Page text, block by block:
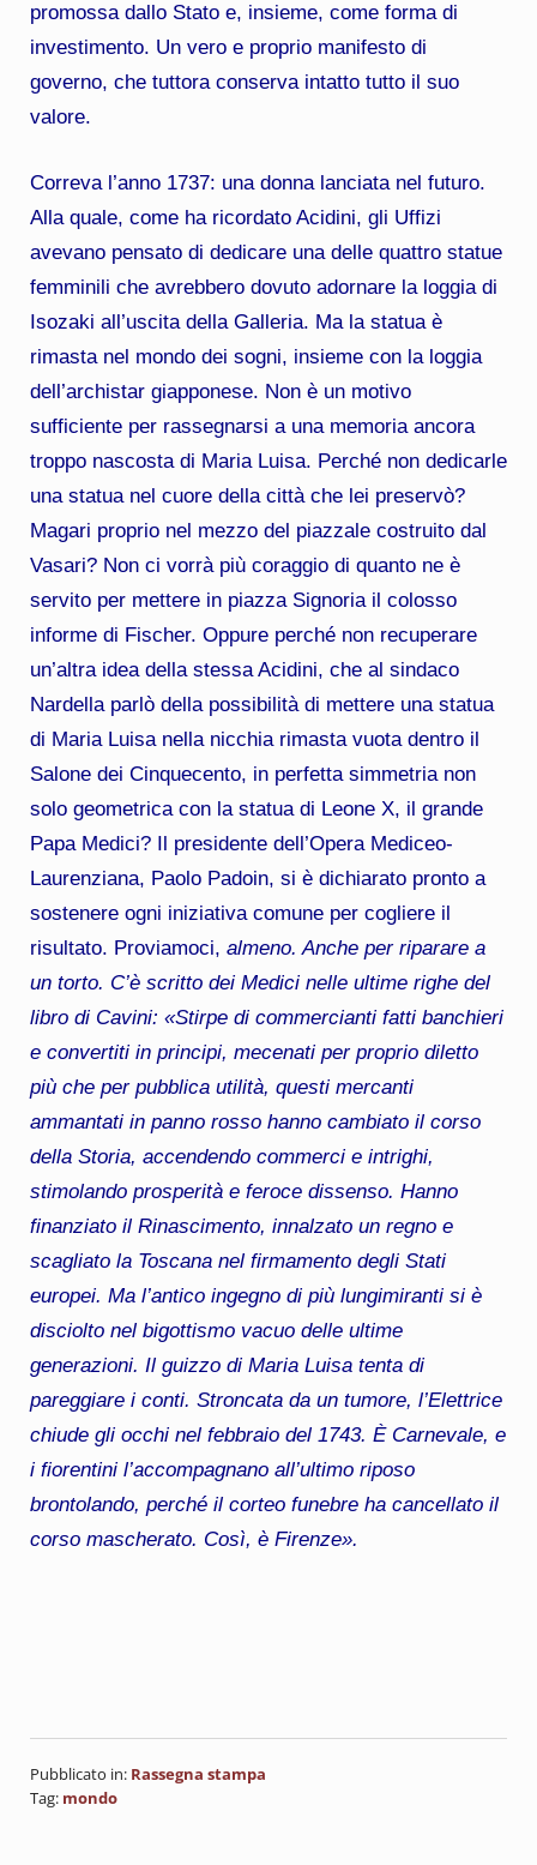
promossa dallo Stato e, insieme, come forma di
investimento. Un vero e proprio manifesto di
governo, che tuttora conserva intatto tutto il suo
valore.
Correva l’anno 1737: una donna lanciata nel futuro.
Alla quale, come ha ricordato Acidini, gli Uffizi
avevano pensato di dedicare una delle quattro statue
femminili che avrebbero dovuto adornare la loggia di
Isozaki all’uscita della Galleria. Ma la statua è
rimasta nel mondo dei sogni, insieme con la loggia
dell’archistar giapponese. Non è un motivo
sufficiente per rassegnarsi a una memoria ancora
troppo nascosta di Maria Luisa. Perché non dedicarle
una statua nel cuore della città che lei preservò?
Magari proprio nel mezzo del piazzale costruito dal
Vasari? Non ci vorrà più coraggio di quanto ne è
servito per mettere in piazza Signoria il colosso
informe di Fischer. Oppure perché non recuperare
un’altra idea della stessa Acidini, che al sindaco
Nardella parlò della possibilità di mettere una statua
di Maria Luisa nella nicchia rimasta vuota dentro il
Salone dei Cinquecento, in perfetta simmetria non
solo geometrica con la statua di Leone X, il grande
Papa Medici? Il presidente dell’Opera Mediceo-
Laurenziana, Paolo Padoin, si è dichiarato pronto a
sostenere ogni iniziativa comune per cogliere il
risultato. Proviamoci, almeno. Anche per riparare a
un torto. C’è scritto dei Medici nelle ultime righe del
libro di Cavini: «Stirpe di commercianti fatti banchieri
e convertiti in principi, mecenati per proprio diletto
più che per pubblica utilità, questi mercanti
ammantati in panno rosso hanno cambiato il corso
della Storia, accendendo commerci e intrighi,
stimolando prosperità e feroce dissenso. Hanno
finanziato il Rinascimento, innalzato un regno e
scagliato la Toscana nel firmamento degli Stati
europei. Ma l’antico ingegno di più lungimiranti si è
disciolto nel bigottismo vacuo delle ultime
generazioni. Il guizzo di Maria Luisa tenta di
pareggiare i conti. Stroncata da un tumore, l’Elettrice
chiude gli occhi nel febbraio del 1743. È Carnevale, e
i fiorentini l’accompagnano all’ultimo riposo
brontolando, perché il corteo funebre ha cancellato il
corso mascherato. Così, è Firenze».
Pubblicato in: Rassegna stampa
Tag: mondo